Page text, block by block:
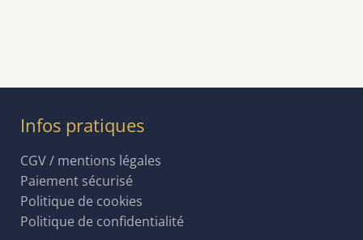
Infos pratiques
CGV / mentions légales
Paiement sécurisé
Politique de cookies
Politique de confidentialité